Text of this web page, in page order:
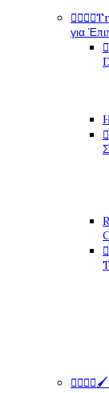
   
για



   🖌️